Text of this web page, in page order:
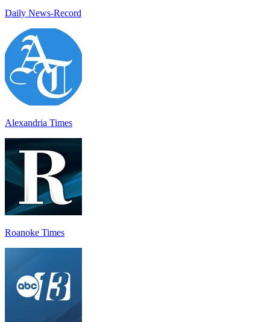
Daily News-Record
Alexandria Times
Roanoke Times